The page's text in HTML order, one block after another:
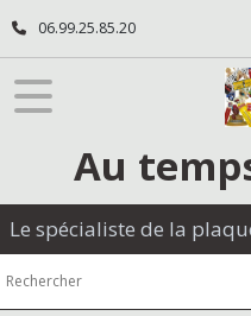
06.99.25.85.20
Au
Le spécialiste de la